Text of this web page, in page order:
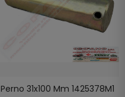
AGGIUNGI AL CARRELLO
Perno 31x100 Mm 1425378M1